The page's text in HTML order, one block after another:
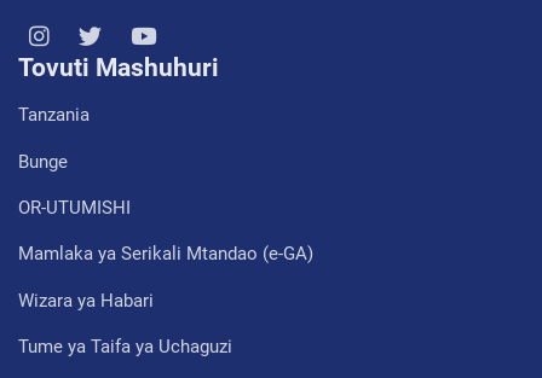
Tovuti Mashuhuri
Tanzania
Bunge
OR-UTUMISHI
Mamlaka ya Serikali Mtandao (e-GA)
Wizara ya Habari
Tume ya Taifa ya Uchaguzi